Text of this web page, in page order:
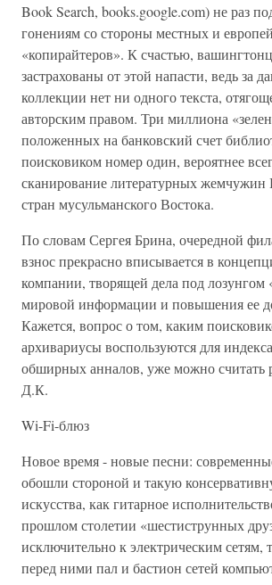
Book Search, books.google.com) не раз
гонениям со стороны местных и
«копирайтеров». К счастью,
застрахованы от этой напасти, ведь за
коллекции нет ни одного текста,
авторским правом. Три миллиона
положенных на банковский счет
поисковиком номер один, вероятнее
сканирование литературных
стран мусульманского Востока.
По словам Сергея Брина, очередной
взнос прекрасно вписывается в
компании, творящей дела под лозунгом
мировой информации и повышения ее
Кажется, вопрос о том, каким
архивариусы воспользуются для
обширных анналов, уже можно считать
Д.К.
Wi-Fi-блюз
Новое время - новые песни:
обошли стороной и такую
искусства, как гитарное
прошлом столетии «шестиструнных
исключительно к электрическим
перед ними пал и бастион сетей